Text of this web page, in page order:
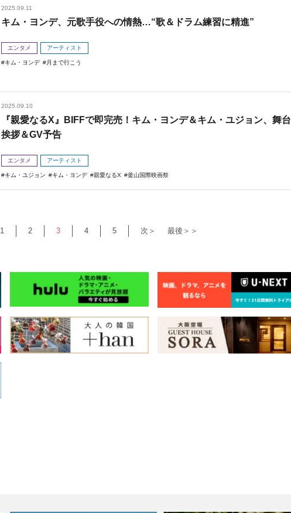
2025.09.11
キム・ヨンデ、元歌手役への情熱…“歌＆ドラム練習に精進”
エンタメ アーティスト
キム・ヨンデ 月まで行こう
2025.09.10
『親愛なるX』BIFFで即完売！キム・ヨンデ＆キム・ユジョン、舞台
挨拶＆GV予告
エンタメ アーティスト
キム・ユジョン キム・ヨンデ 親愛なるX 釜山国際映画祭
1 2 3 4 5 次＞ 最後＞＞